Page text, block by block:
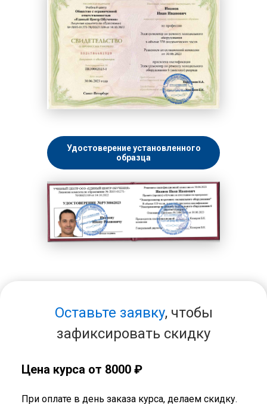
Удостоверение установленного
образца
Оставьте заявку, чтобы
зафиксировать скидку
Цена курса от 8000 ₽
При оплате в день заказа курса, делаем скидку.